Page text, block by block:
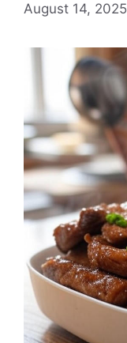
August 14, 2025